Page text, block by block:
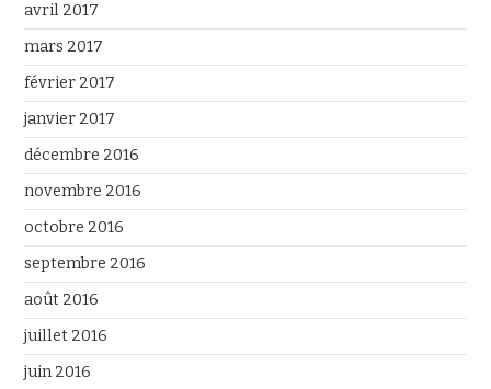
avril 2017
mars 2017
février 2017
janvier 2017
décembre 2016
novembre 2016
octobre 2016
septembre 2016
août 2016
juillet 2016
juin 2016